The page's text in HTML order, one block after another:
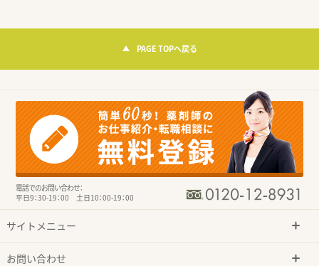
PAGE TOPへ戻る
電話でのお問い合わせ：
平日9：30-19：00 土日10：00-19：00
サイトメニュー
お問い合わせ